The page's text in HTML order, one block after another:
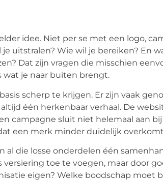
idee. Niet per se met een logo,
uitstralen? Wie wil je bereiken? En
Dat zijn vragen die misschien
wat je naar buiten brengt.
scherp te krijgen. Er zijn vaak
één herkenbaar verhaal. De
campagne sluit niet helemaal aan
een merk minder duidelijk
al die losse onderdelen één
toe te voegen, maar door
eigen? Welke boodschap moet